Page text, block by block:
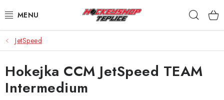
na
VÝPRODEJ
BRUSLE
HOKEJKY
JetSpeed
Hokejka CCM JetSpeed TEAM
Intermedium